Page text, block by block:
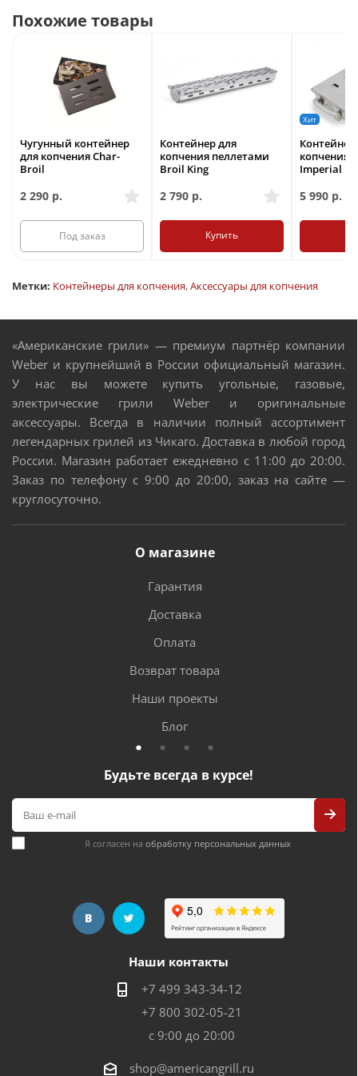
Похожие товары
Чугунный контейнер
для копчения Char-
Broil
2 290 р.
Под заказ
Контейнер для
копчения пеллетами
Broil King
2 790 р.
Купить
Хит
Контейнер
копчения
Imperial
5 990 р.
Метки: Контейнеры для копчения,Аксессуары для копчения
«Американские грили» — премиум партнёр компании
Weber и крупнейший в России официальный магазин.
У нас вы можете купить угольные, газовые,
электрические грили Weber и оригинальные
аксессуары. Всегда в наличии полный ассортимент
легендарных грилей из Чикаго. Доставка в любой город
России. Магазин работает ежедневно с 11:00 до 20:00.
Заказ по телефону с 9:00 до 20:00, заказ на сайте —
круглосуточно.
О магазине
Гарантия
Доставка
Оплата
Возврат товара
Наши проекты
Блог
Будьте всегда в курсе!
Я согласен на обработку персональных данных
Наши контакты
+7 499 343-34-12
+7 800 302-05-21
с 9:00 до 20:00
shop@americangrill.ru